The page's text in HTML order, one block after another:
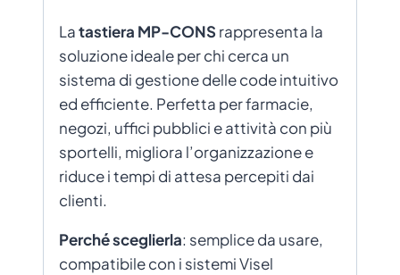
Latastiera MP-CONSrappresenta la
soluzione ideale per chi cerca un
sistema di gestione delle code intuitivo
ed efficiente. Perfetta per farmacie,
negozi, uffici pubblici e attività con più
sportelli, migliora l’organizzazione e
riduce i tempi di attesa percepiti dai
clienti.
Perché sceglierla: semplice da usare,
compatibile con i sistemi Visel